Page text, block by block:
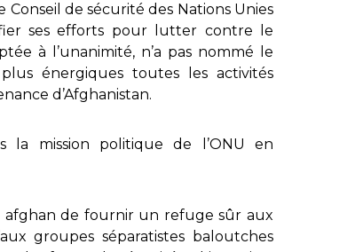
de sécurité des Nations Unies
ses efforts pour lutter contre le
à l’unanimité, n’a pas nommé le
énergiques toutes les activités
d’Afghanistan.
la mission politique de l’ONU en
afghan de fournir un refuge sûr aux
groupes séparatistes baloutches